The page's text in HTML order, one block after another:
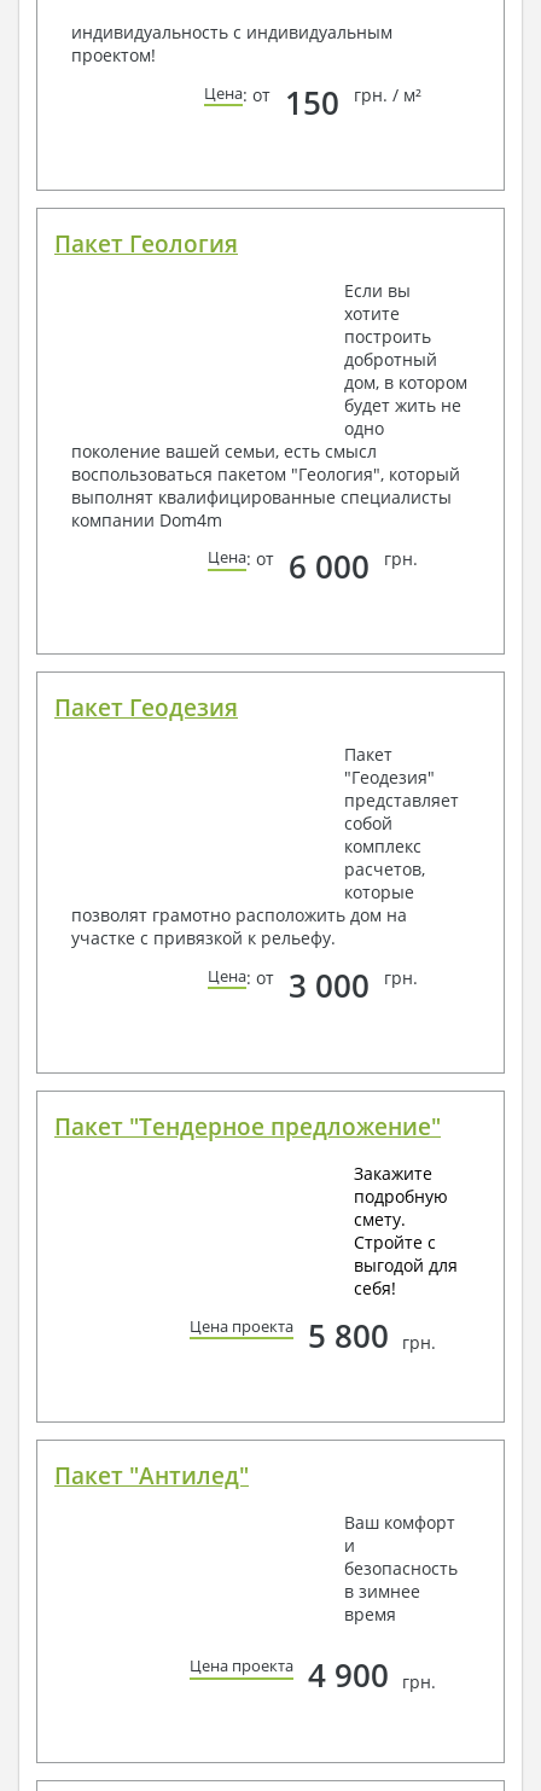
индивидуальность с индивидуальным
проектом!
Цена: от 150 грн. / м²
Пакет Геология
Если вы
хотите
построить
добротный
дом, в котором
будет жить не
одно
поколение вашей семьи, есть смысл
воспользоваться пакетом "Геология", который
выполнят квалифицированные специалисты
компании Dom4m
Цена: от 6 000 грн.
Пакет Геодезия
Пакет
"Геодезия"
представляет
собой
комплекс
расчетов,
которые
позволят грамотно расположить дом на
участке с привязкой к рельефу.
Цена: от 3 000 грн.
Пакет "Тендерное предложение"
Закажите
подробную
смету.
Стройте с
выгодой для
себя!
Цена проекта 5 800 грн.
Пакет "Антилед"
Ваш комфорт
и
безопасность
в зимнее
время
Цена проекта 4 900 грн.